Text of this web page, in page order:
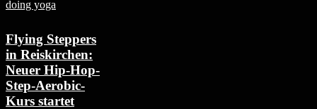
Flying Steppers
in Reiskirchen:
Neuer Hip-Hop-
Step-Aerobic-
Kurs startet